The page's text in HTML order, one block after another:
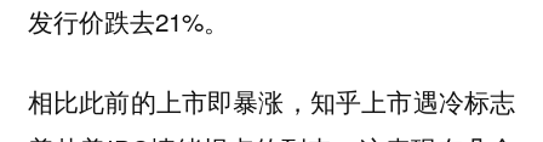
发行价跌去21%。
相比此前的上市即暴涨，知乎上市遇冷标志